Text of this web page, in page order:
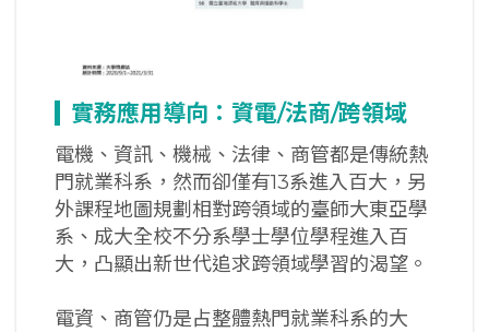
實務應用導向：資電/法商/跨領域
電機、資訊、機械、法律、商管都是傳統熱
門就業科系，然而卻僅有13系進入百大，另
外課程地圖規劃相對跨領域的臺師大東亞學
系、成大全校不分系學士學位學程進入百
大，凸顯出新世代追求跨領域學習的渴望。
電資、商管仍是占整體熱門就業科系的大